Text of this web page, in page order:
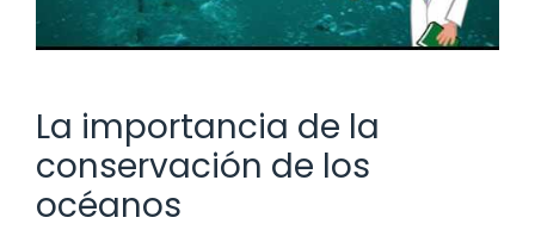
La importancia de la
conservación de los
océanos